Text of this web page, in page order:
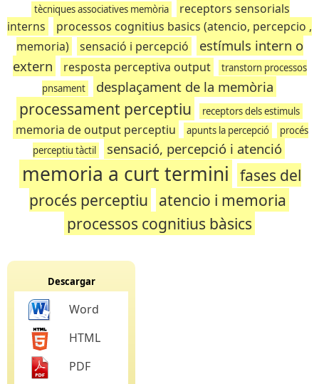
tècniques associatives memòria
receptors sensorials
interns
processos cognitius basics (atencio, percepcio ,
memoria)
sensació i percepció
estímuls intern o
extern
resposta perceptiva output
transtorn processos
pnsament
desplaçament de la memòria
processament perceptiu receptors dels estimuls
memoria de output perceptiu apunts la percepció
procés
perceptiu tàctil
sensació, percepció i atenció
memoria a curt termini fases del
procés perceptiu atencio i memoria
processos cognitius bàsics
Descargar
Word
HTML
PDF